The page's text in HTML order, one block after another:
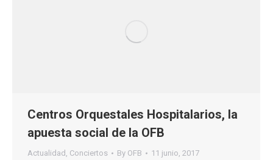
Centros Orquestales Hospitalarios, la
apuesta social de la OFB
Actualidad Conciertos By OFB 11 junio, 2017